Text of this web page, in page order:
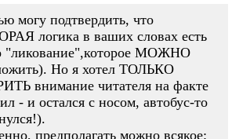
могу подтвердить, что
логика в ваших словах есть
"ликование",которое МОЖНО
Но я хотел ТОЛЬКО
внимание читателя на факте
- и остался с носом, автобус-то
предполагать можно всякое: